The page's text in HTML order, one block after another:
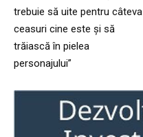
trebuie să uite pentru câteva
ceasuri cine este și să
trăiască în pielea
personajului”